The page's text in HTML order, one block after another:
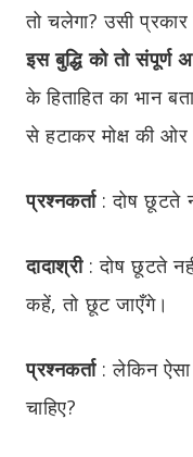
तो चलेगा? उसी प्रकार
इस बुद्धि को तो संपूर्ण
के हिताहित का भान
से हटाकर मोक्ष की
प्रश्नकर्ता: दोष छूटते
दादाश्री: दोष छूटते
कहें, तो छूट जाएँगे।
प्रश्नकर्ता: लेकिन
चाहिए?